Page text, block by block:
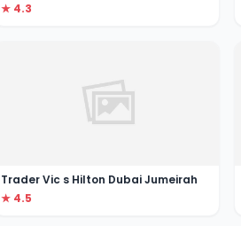
★ 4.3
Trader Vic s Hilton Dubai Jumeirah
★ 4.5